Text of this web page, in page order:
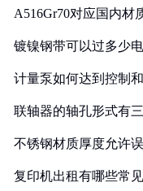
A516Gr70对应国内材
镀镍钢带可以过多少
计量泵如何达到控制
联轴器的轴孔形式有
不锈钢材质厚度允许
复印机出租有哪些常